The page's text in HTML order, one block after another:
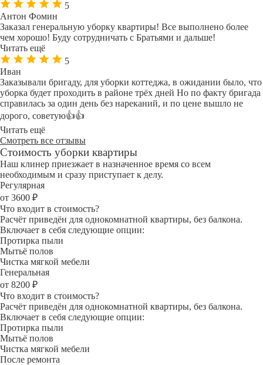
5
Антон Фомин
Заказал генеральную уборку квартиры! Все выполнено более
чем хорошо! Буду сотрудничать с Братьями и дальше!
Читать ещё
5
Иван
Заказывали бригаду, для уборки коттеджа, в ожидании было, что
уборка будет проходить в районе трёх дней Но по факту бригада
справилась за один день без нареканий, и по цене вышло не
дорого, советую👍👍
Читать ещё
Смотреть все отзывы
Стоимость уборки квартиры
Наш клинер приезжает в назначенное время со всем
необходимым и сразу приступает к делу.
Регулярная
от 3600 ₽
Что входит в стоимость?
Расчёт приведён для однокомнатной квартиры, без балкона.
Включает в себя следующие опции:
Протирка пыли
Мытьё полов
Чистка мягкой мебели
Генеральная
от 8200 ₽
Что входит в стоимость?
Расчёт приведён для однокомнатной квартиры, без балкона.
Включает в себя следующие опции:
Протирка пыли
Мытьё полов
Чистка мягкой мебели
После ремонта